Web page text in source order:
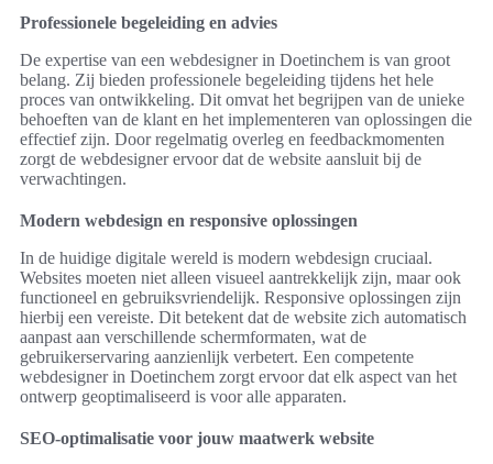
Professionele begeleiding en advies
De expertise van een webdesigner in Doetinchem is van groot
belang. Zij bieden professionele begeleiding tijdens het hele
proces van ontwikkeling. Dit omvat het begrijpen van de unieke
behoeften van de klant en het implementeren van oplossingen die
effectief zijn. Door regelmatig overleg en feedbackmomenten
zorgt de webdesigner ervoor dat de website aansluit bij de
verwachtingen.
Modern webdesign en responsive oplossingen
In de huidige digitale wereld is modern webdesign cruciaal.
Websites moeten niet alleen visueel aantrekkelijk zijn, maar ook
functioneel en gebruiksvriendelijk. Responsive oplossingen zijn
hierbij een vereiste. Dit betekent dat de website zich automatisch
aanpast aan verschillende schermformaten, wat de
gebruikerservaring aanzienlijk verbetert. Een competente
webdesigner in Doetinchem zorgt ervoor dat elk aspect van het
ontwerp geoptimaliseerd is voor alle apparaten.
SEO-optimalisatie voor jouw maatwerk website